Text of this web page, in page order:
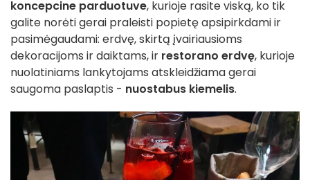
koncepcine parduotuve, kurioje rasite viską, ko tik
galite norėti gerai praleisti popietę apsipirkdami ir
pasimėgaudami: erdvę, skirtą įvairiausioms
dekoracijoms ir daiktams, ir restorano erdvę, kurioje
nuolatiniams lankytojams atskleidžiama gerai
saugoma paslaptis - nuostabus kiemelis.